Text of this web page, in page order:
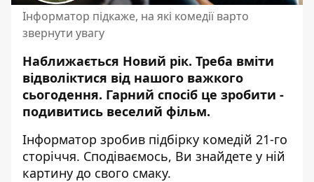
Інформатор підкаже, на які комедії варто
звернути увагу
Наближається Новий рік. Треба вміти
відволіктися від нашого важкого
сьогодення. Гарний спосіб це зробити -
подивитись веселий фільм.
Інформатор зробив підбірку комедій 21-го
сторіччя. Сподіваємось, Ви знайдете у ній
картину до свого смаку.